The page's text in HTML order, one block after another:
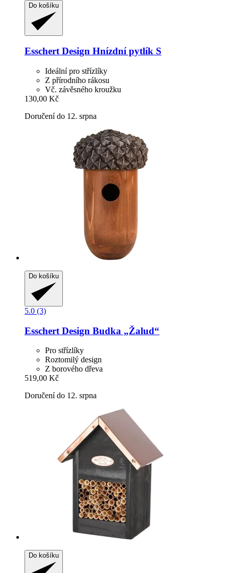
Do košíku
Esschert Design Hnízdní pytlík S
Ideální pro střízlíky
Z přírodního rákosu
Vč. závěsného kroužku
130,00 Kč
Doručení do 12. srpna
Do košíku
5.0 (3)
Esschert Design Budka „Žalud“
Pro střízlíky
Roztomilý design
Z borového dřeva
519,00 Kč
Doručení do 12. srpna
Do košíku